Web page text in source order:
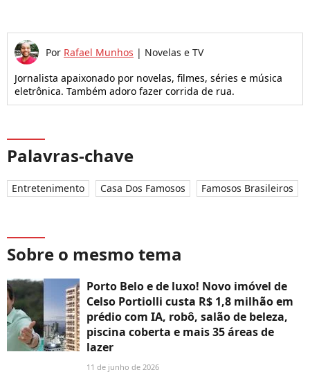
Por Rafael Munhos | Novelas e TV
Jornalista apaixonado por novelas, filmes, séries e música
eletrônica. Também adoro fazer corrida de rua.
Palavras-chave
Entretenimento Casa Dos Famosos Famosos Brasileiros
Sobre o mesmo tema
Porto Belo e de luxo! Novo imóvel de
Celso Portiolli custa R$ 1,8 milhão em
prédio com IA, robô, salão de beleza,
piscina coberta e mais 35 áreas de
lazer
11 de junho de 2026